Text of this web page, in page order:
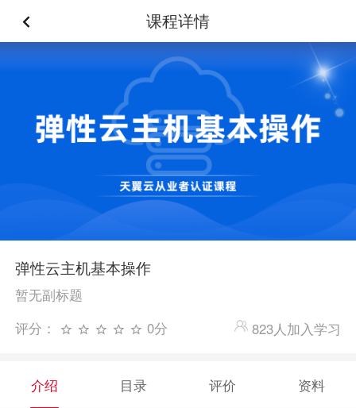
课程详情
弹性云主机基本操作
暂无副标题
评分：
0分 823人加入学习
介绍 目录 评价 资料